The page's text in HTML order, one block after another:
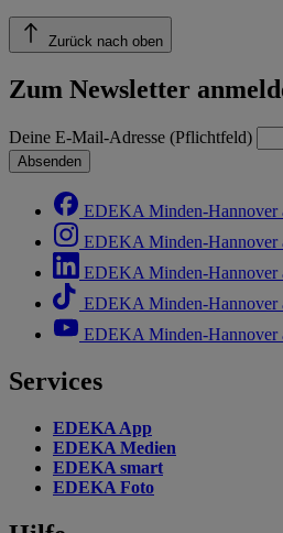
Zurück nach oben
Zum Newsletter
Deine E-Mail-Adresse (Pflichtfeld)
Absenden
EDEKA Minden-Hannover
EDEKA Minden-Hannover
EDEKA Minden-Hannover
EDEKA Minden-Hannover
EDEKA Minden-Hannover
Services
EDEKA App
EDEKA Medien
EDEKA smart
EDEKA Foto